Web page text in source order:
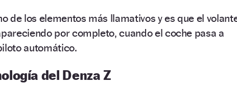
de los elementos más llamativos y es que el
por completo, cuando el coche pasa a
automático.
del Denza Z